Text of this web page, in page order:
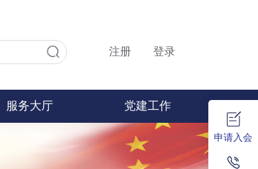
申请入会
注册 登录
服务大厅 党建工作